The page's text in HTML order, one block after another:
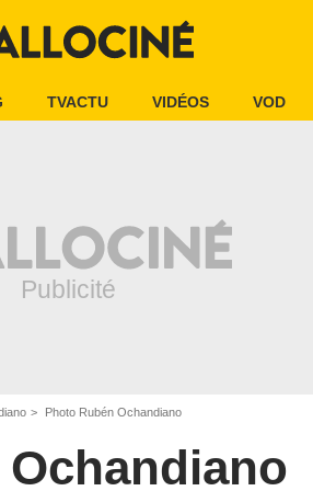
TVACTU VIDÉOS VOD
Photo Rubén Ochandiano
Ochandiano